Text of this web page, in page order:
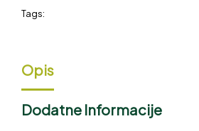
Tags:
Opis
Dodatne Informacije